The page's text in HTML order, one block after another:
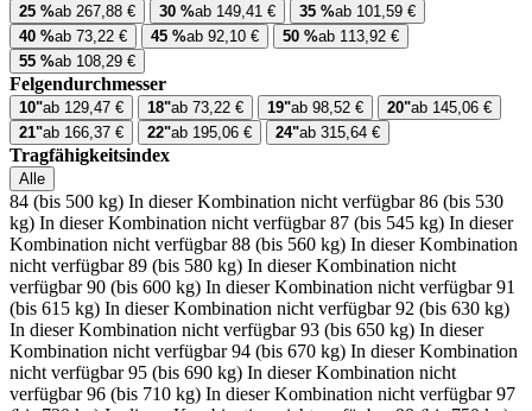
25 %ab 267,88 € 30 %ab 149,41 € 35 %ab 101,59 €
40 %ab 73,22 € 45 %ab 92,10 € 50 %ab 113,92 €
55 %ab 108,29 €
Felgendurchmesser
10"ab 129,47 € 18"ab 73,22 € 19"ab 98,52 € 20"ab 145,06 €
21"ab 166,37 € 22"ab 195,06 € 24"ab 315,64 €
Tragfähigkeitsindex
Alle
84 (bis 500 kg) In dieser Kombination nicht verfügbar 86 (bis 530
kg) In dieser Kombination nicht verfügbar 87 (bis 545 kg) In dieser
Kombination nicht verfügbar 88 (bis 560 kg) In dieser Kombination
nicht verfügbar 89 (bis 580 kg) In dieser Kombination nicht
verfügbar 90 (bis 600 kg) In dieser Kombination nicht verfügbar 91
(bis 615 kg) In dieser Kombination nicht verfügbar 92 (bis 630 kg)
In dieser Kombination nicht verfügbar 93 (bis 650 kg) In dieser
Kombination nicht verfügbar 94 (bis 670 kg) In dieser Kombination
nicht verfügbar 95 (bis 690 kg) In dieser Kombination nicht
verfügbar 96 (bis 710 kg) In dieser Kombination nicht verfügbar 97